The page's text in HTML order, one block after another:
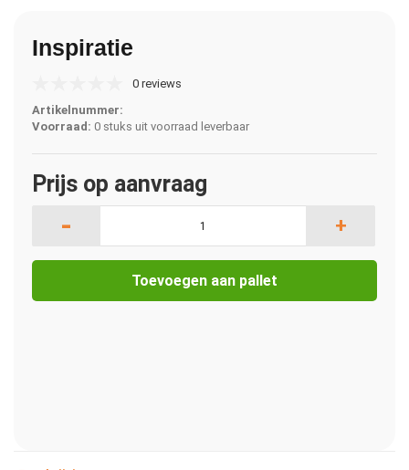
Inspiratie
0 reviews
Artikelnummer:
Voorraad: 0 stuks uit voorraad leverbaar
Prijs op aanvraag
- +
Toevoegen aan pallet